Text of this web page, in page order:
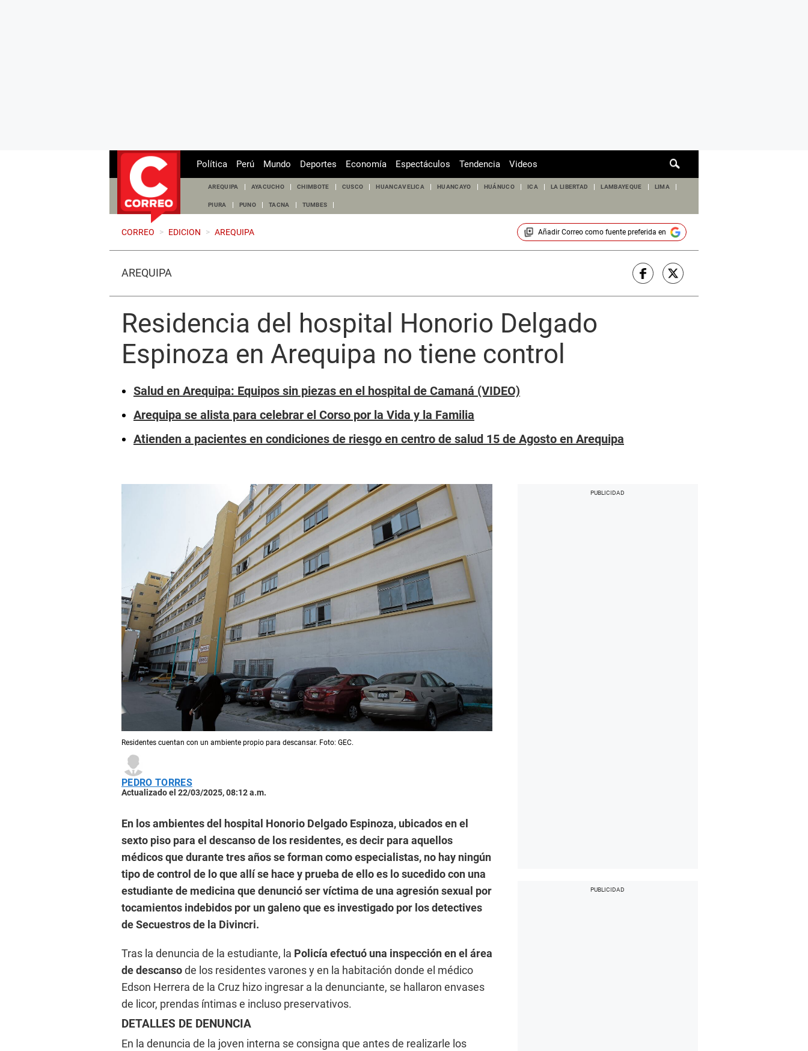
de
Política Perú Mundo Deportes Economía Espectáculos Tendencia Videos
AREQUIPA AYACUCHO CHIMBOTE CUSCO HUANCAVELICA HUANCAYO HUÁNUCO ICA LA LIBERTAD LAMBAYEQUE LIMA
PIURA PUNO TACNA TUMBES
CORREO > EDICION > AREQUIPA Añadir Correocomo fuente preferida en
AREQUIPA
Residencia del hospital Honorio Delgado
Espinoza en Arequipa no tiene control
Salud en Arequipa: Equipos sin piezas en el hospital de Camaná (VIDEO)
Arequipa se alista para celebrar el Corso por la Vida y la Familia
Atienden a pacientes en condiciones de riesgo en centro de salud 15 de Agosto en Arequipa
Residentes cuentan con un ambiente propio para descansar. Foto: GEC.
PEDRO TORRES
Actualizado el 22/03/2025, 08:12 a.m.
En los ambientes del hospital Honorio Delgado Espinoza, ubicados en el
sexto piso para el descanso de los residentes, es decir para aquellos
médicos que durante tres años se forman como especialistas, no hay ningún
tipo de control de lo que allí se hace y prueba de ello es lo sucedido con una
estudiante de medicina que denunció ser víctima de una agresión sexual por
tocamientos indebidos por un galeno que es investigado por los detectives
de Secuestros de la Divincri.
Tras la denuncia de la estudiante, la Policía efectuó una inspección en el área
de descansode los residentes varones y en la habitación donde el médico
Edson Herrera de la Cruz hizo ingresar a la denunciante, se hallaron envases
de licor, prendas íntimas e incluso preservativos.
DETALLES DE DENUNCIA
En la denuncia de la joven interna se consigna que antes de realizarle los